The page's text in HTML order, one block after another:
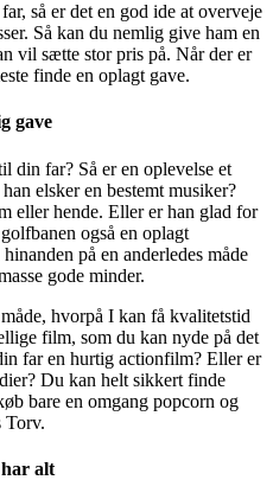
så er det en god ide at overveje
Så kan du nemlig give ham en
vil sætte stor pris på. Når der er
finde en oplagt gave.
gave
din far? Så er en oplevelse et
elsker en bestemt musiker?
eller hende. Eller er han glad for
også en oplagt
på en anderledes måde
gode minder.
hvorpå I kan få kvalitetstid
film, som du kan nyde på det
far en hurtig actionfilm? Eller er
Du kan helt sikkert finde
bare en omgang popcorn og
Torv.
har alt